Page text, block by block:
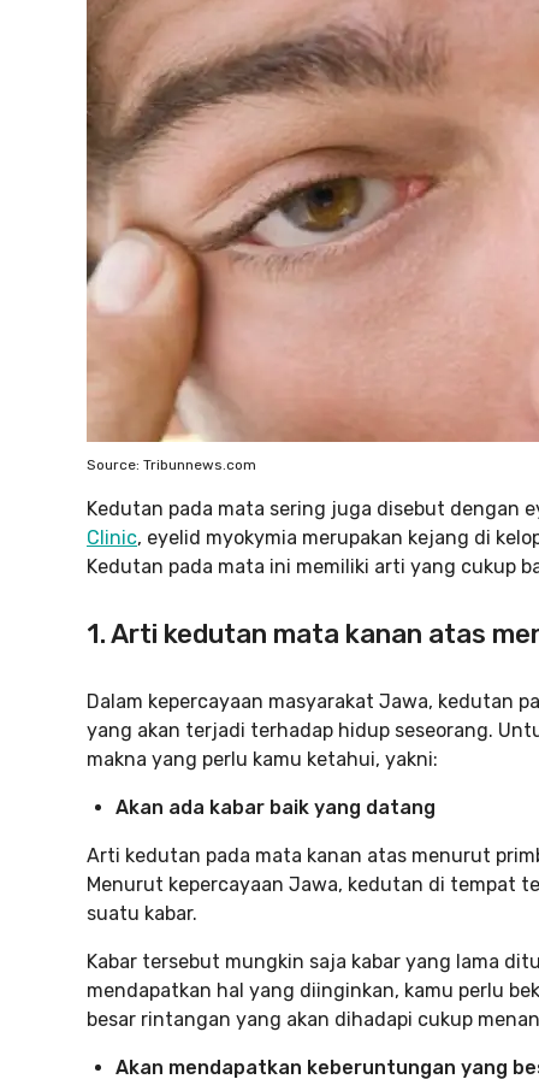
Source: Tribunnews.com
Kedutan pada mata sering juga disebut dengan
Clinic, eyelid myokymia merupakan kejang di
Kedutan pada mata ini memiliki arti yang cukup
1. Arti kedutan mata kanan atas
Dalam kepercayaan masyarakat Jawa, kedutan
yang akan terjadi terhadap hidup seseorang.
makna yang perlu kamu ketahui, yakni:
Akan ada kabar baik yang datang
Arti kedutan pada mata kanan atas menurut
Menurut kepercayaan Jawa, kedutan di tempat
suatu kabar.
Kabar tersebut mungkin saja kabar yang lama
mendapatkan hal yang diinginkan, kamu perlu
besar rintangan yang akan dihadapi cukup
Akan mendapatkan keberuntungan yang